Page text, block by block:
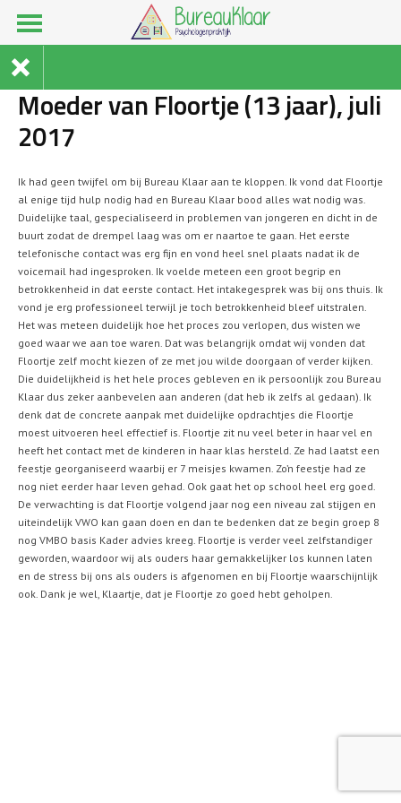
Moeder van Floortje (13 jaar), juli
2017
Ik had geen twijfel om bij Bureau Klaar aan te kloppen. Ik vond dat Floortje
al enige tijd hulp nodig had en Bureau Klaar bood alles wat nodig was.
Duidelijke taal, gespecialiseerd in problemen van jongeren en dicht in de
buurt zodat de drempel laag was om er naartoe te gaan. Het eerste
telefonische contact was erg fijn en vond heel snel plaats nadat ik de
voicemail had ingesproken. Ik voelde meteen een groot begrip en
betrokkenheid in dat eerste contact. Het intakegesprek was bij ons thuis. Ik
vond je erg professioneel terwijl je toch betrokkenheid bleef uitstralen.
Het was meteen duidelijk hoe het proces zou verlopen, dus wisten we
goed waar we aan toe waren. Dat was belangrijk omdat wij vonden dat
Floortje zelf mocht kiezen of ze met jou wilde doorgaan of verder kijken.
Die duidelijkheid is het hele proces gebleven en ik persoonlijk zou Bureau
Klaar dus zeker aanbevelen aan anderen (dat heb ik zelfs al gedaan). Ik
denk dat de concrete aanpak met duidelijke opdrachtjes die Floortje
moest uitvoeren heel effectief is. Floortje zit nu veel beter in haar vel en
heeft het contact met de kinderen in haar klas hersteld. Ze had laatst een
feestje georganiseerd waarbij er 7 meisjes kwamen. Zo’n feestje had ze
nog niet eerder haar leven gehad. Ook gaat het op school heel erg goed.
De verwachting is dat Floortje volgend jaar nog een niveau zal stijgen en
uiteindelijk VWO kan gaan doen en dan te bedenken dat ze begin groep 8
nog VMBO basis Kader advies kreeg. Floortje is verder veel zelfstandiger
geworden, waardoor wij als ouders haar gemakkelijker los kunnen laten
en de stress bij ons als ouders is afgenomen en bij Floortje waarschijnlijk
ook. Dank je wel, Klaartje, dat je Floortje zo goed hebt geholpen.